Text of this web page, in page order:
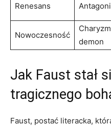
Renesans
Nowoczesność
demon
Jak Faust stał
tragicznego
Faust, postać literacka,